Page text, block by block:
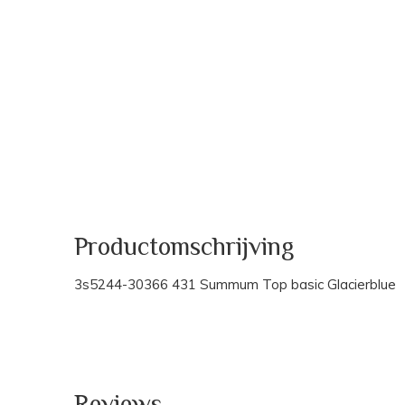
Productomschrijving
3s5244-30366 431 Summum Top basic Glacierblue